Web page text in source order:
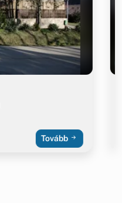
Tovább